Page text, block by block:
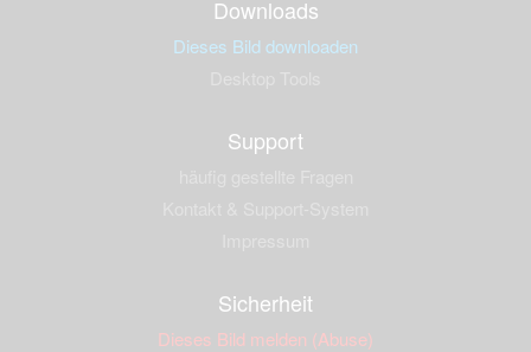
Downloads
Dieses Bild downloaden
Support
Sicherheit
Dieses Bild melden (Abuse)